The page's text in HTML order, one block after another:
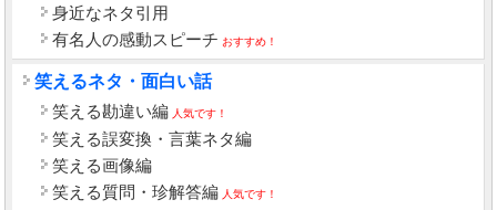
身近なネタ引用
有名人の感動スピーチ おすすめ！
笑えるネタ・面白い話
笑える勘違い編 人気です！
笑える誤変換・言葉ネタ編
笑える画像編
笑える質問・珍解答編 人気です！